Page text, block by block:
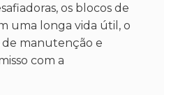
os blocos de
uma longa vida útil, o
manutenção e
com a